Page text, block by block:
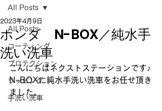
All Posts
コーティング
プロテクション
ラッピング
手洗い洗車
All Posts
ホンダ N-BOX／純水手
洗い洗車
2023年4月9日
こんにちはネクストステーションです♪
N-BOXに純水手洗い洗車をお任せ頂き
ました。